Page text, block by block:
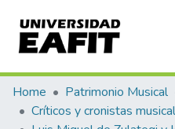
Communities & Collections
All of DSpace
Home Patrimonio Musical